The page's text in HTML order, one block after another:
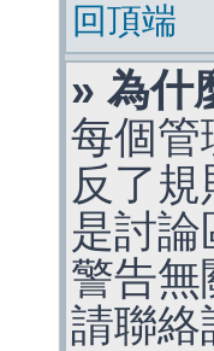
回頂端
» 為什
每個管
反了
是討
警告無
請聯絡